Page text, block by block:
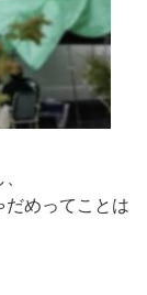
めってことは